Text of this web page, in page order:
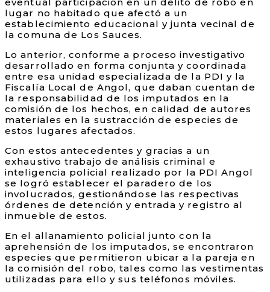
lugar no habitado que afectó a un
establecimiento educacional y junta vecinal de
la comuna de Los Sauces.
Lo anterior, conforme a proceso investigativo
desarrollado en forma conjunta y coordinada
entre esa unidad especializada de la PDI y la
Fiscalía Local de Angol, que daban cuentan de
la responsabilidad de los imputados en la
comisión de los hechos, en calidad de autores
materiales en la sustracción de especies de
estos lugares afectados.
Con estos antecedentes y gracias a un
exhaustivo trabajo de análisis criminal e
inteligencia policial realizado por la PDI Angol
se logró establecer el paradero de los
involucrados, gestionándose las respectivas
órdenes de detención y entrada y registro al
inmueble de estos.
En el allanamiento policial junto con la
aprehensión de los imputados, se encontraron
especies que permitieron ubicar a la pareja en
la comisión del robo, tales como las vestimentas
utilizadas para ello y sus teléfonos móviles.